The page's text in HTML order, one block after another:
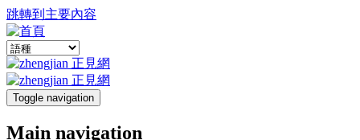
跳轉到主要內容
Toggle navigation
Main navigation